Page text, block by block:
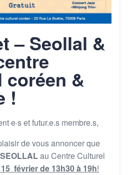
– Seollal &
&
!
et futur.e.s membre.s,
de vous annoncer que
SEOLLALau Centre Culturel
février de 13h30 à 19h!